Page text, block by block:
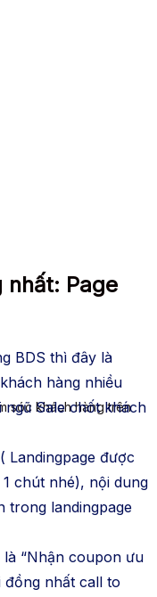
sóc khách hàng trên
Page
BDS thì đây là
hàng nhiều
Sale chốt khách
Landingpage được
chút nhé), nội dung
trong landingpage
là “Nhận coupon ưu
đồng nhất call to